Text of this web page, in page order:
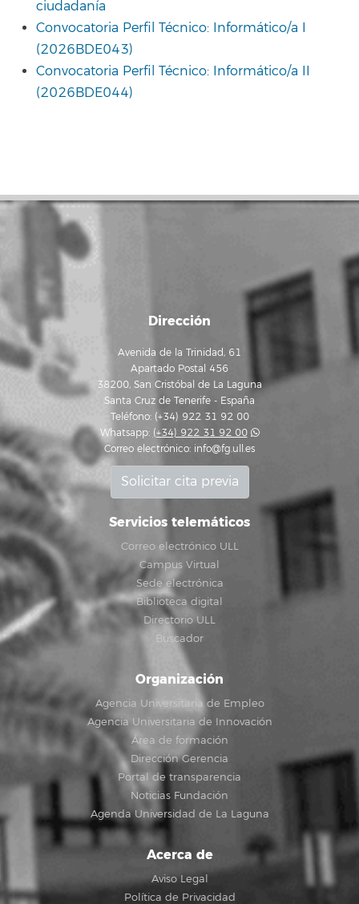
ciudadanía
Convocatoria Perfil Técnico: Informático/a I
(2026BDE043)
Convocatoria Perfil Técnico: Informático/a II
(2026BDE044)
Dirección
Avenida de la Trinidad, 61
Apartado Postal 456
38200, San Cristóbal de La Laguna
Santa Cruz de Tenerife - España
Teléfono: (+34) 922 31 92 00
Whatsapp: (+34) 922 31 92 00
Correo electrónico: info@fg.ull.es
Solicitar cita previa
Servicios telemáticos
Correo electrónico ULL
Campus Virtual
Sede electrónica
Biblioteca digital
Directorio ULL
Buscador
Organización
Agencia Universitaria de Empleo
Agencia Universitaria de Innovación
Área de formación
Dirección Gerencia
Portal de transparencia
Noticias Fundación
Agenda Universidad de La Laguna
Acerca de
Aviso Legal
Política de Privacidad